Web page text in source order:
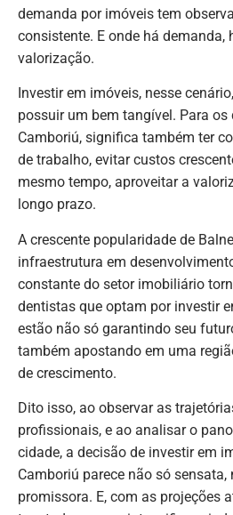
demanda por imóveis tem
consistente. E onde há demanda,
valorização.
Investir em imóveis, nesse
possuir um bem tangível. Para
Camboriú, significa também ter
de trabalho, evitar custos
mesmo tempo, aproveitar a
longo prazo.
A crescente popularidade de
infraestrutura em
constante do setor imobiliário
dentistas que optam por investir
estão não só garantindo seu
também apostando em uma
de crescimento.
Dito isso, ao observar as
profissionais, e ao analisar o
cidade, a decisão de investir em
Camboriú parece não só sensata,
promissora. E, com as projeções